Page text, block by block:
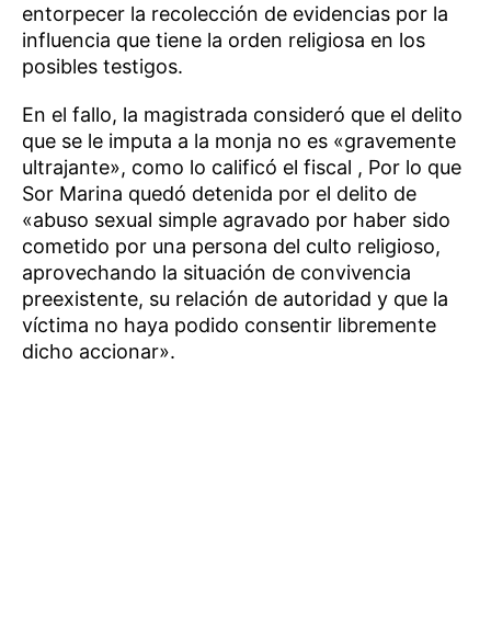
entorpecer la recolección de evidencias por la
influencia que tiene la orden religiosa en los
posibles testigos.
En el fallo, la magistrada consideró que el delito
que se le imputa a la monja no es «gravemente
ultrajante», como lo calificó el fiscal , Por lo que
Sor Marina quedó detenida por el delito de
«abuso sexual simple agravado por haber sido
cometido por una persona del culto religioso,
aprovechando la situación de convivencia
preexistente, su relación de autoridad y que la
víctima no haya podido consentir libremente
dicho accionar».